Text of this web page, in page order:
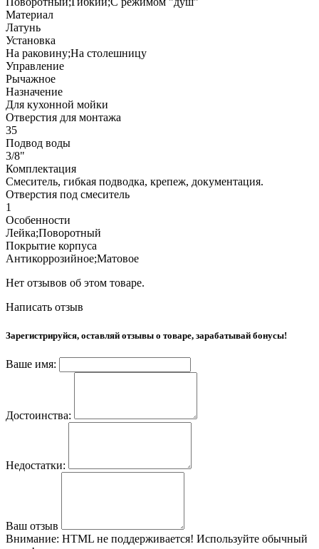
Материал
Латунь
Установка
На раковину;На столешницу
Управление
Рычажное
Назначение
Для кухонной мойки
Отверстия для монтажа
35
Подвод воды
3/8"
Комплектация
Cмеситель, гибкая подводка, крепеж, документация.
Отверстия под смеситель
1
Особенности
Лейка;Поворотный
Покрытие корпуса
Антикоррозийное;Матовое
Нет отзывов об этом товаре.
Написать отзыв
Зарегистрируйся, оставляй отзывы о товаре, зарабатывай бонусы!
Ваше имя:
Достоинства:
Недостатки:
Ваш отзыв
Внимание: HTML не поддерживается! Используйте обычный